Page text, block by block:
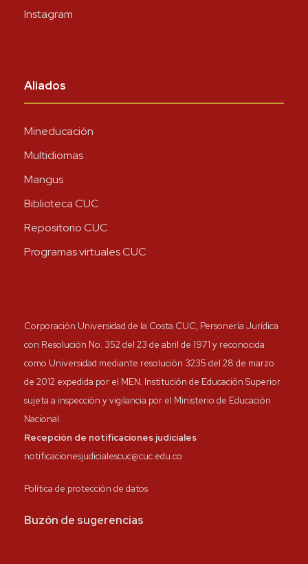
Instagram
Aliados
Mineducación
Multidiomas
Mangus
Biblioteca CUC
Repositorio CUC
Programas virtuales CUC
Corporación Universidad de la Costa CUC, Personería Jurídica
con Resolución No. 352 del 23 de abril de 1971 y reconocida
como Universidad mediante resolución 3235 del 28 de marzo
de 2012 expedida por el MEN. Institución de Educación Superior
sujeta a inspección y vigilancia por el Ministerio de Educación
Nacional.
Recepción de notificaciones judiciales
notificacionesjudicialescuc@cuc.edu.co
Política de protección de datos
Buzón de sugerencias